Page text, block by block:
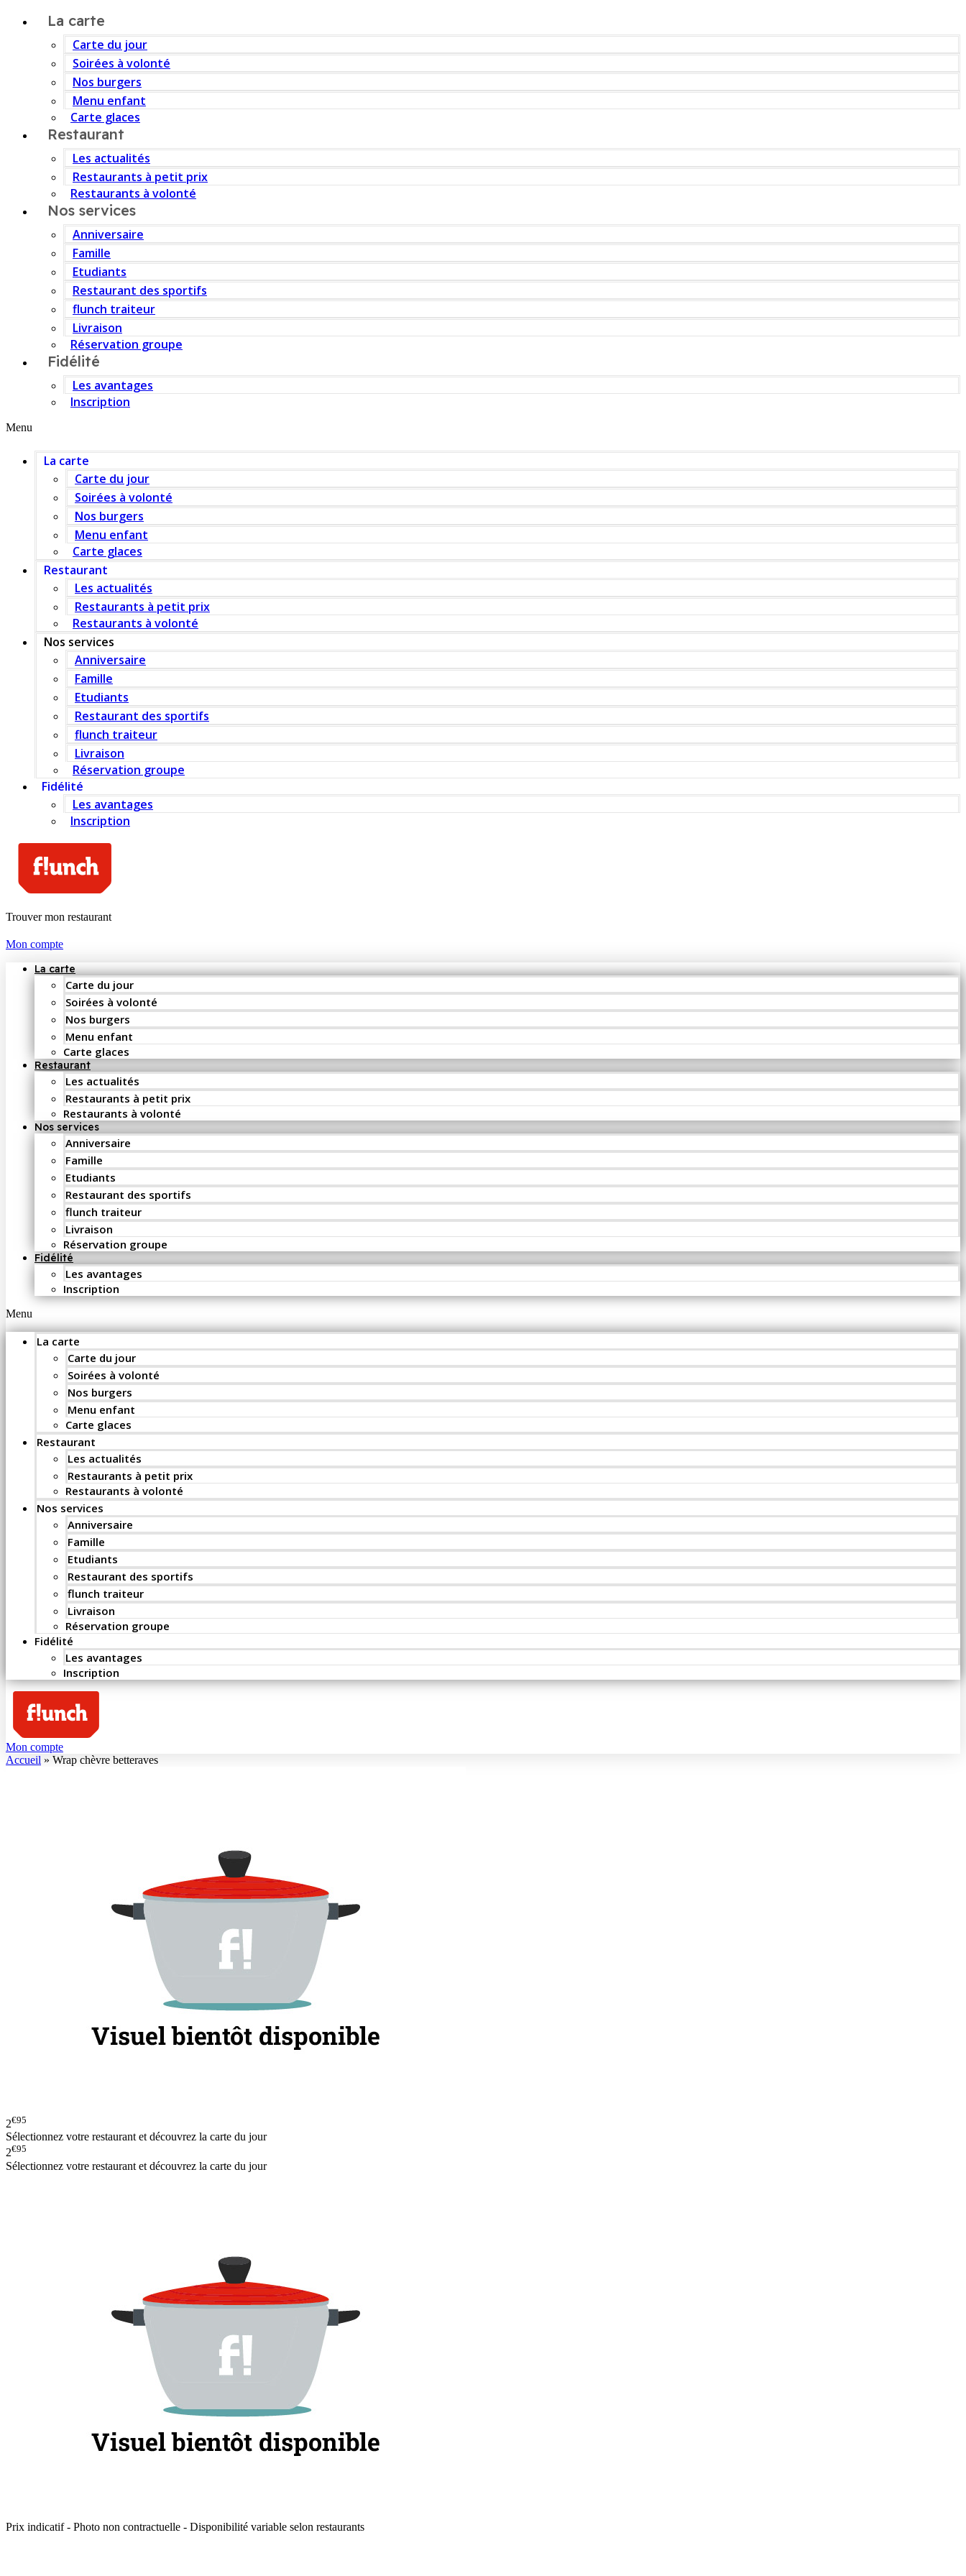
La carte
Carte du jour
Soirées à volonté
Nos burgers
Menu enfant
Carte glaces
Restaurant
Les actualités
Restaurants à petit prix
Restaurants à volonté
Nos services
Anniversaire
Famille
Etudiants
Restaurant des sportifs
flunch traiteur
Livraison
Réservation groupe
Fidélité
Les avantages
Inscription
Menu
La carte
Carte du jour
Soirées à volonté
Nos burgers
Menu enfant
Carte glaces
Restaurant
Les actualités
Restaurants à petit prix
Restaurants à volonté
Nos services
Anniversaire
Famille
Etudiants
Restaurant des sportifs
flunch traiteur
Livraison
Réservation groupe
Fidélité
Les avantages
Inscription
Trouver mon restaurant
Mon compte
La carte
Carte du jour
Soirées à volonté
Nos burgers
Menu enfant
Carte glaces
Restaurant
Les actualités
Restaurants à petit prix
Restaurants à volonté
Nos services
Anniversaire
Famille
Etudiants
Restaurant des sportifs
flunch traiteur
Livraison
Réservation groupe
Fidélité
Les avantages
Inscription
Menu
La carte
Carte du jour
Soirées à volonté
Nos burgers
Menu enfant
Carte glaces
Restaurant
Les actualités
Restaurants à petit prix
Restaurants à volonté
Nos services
Anniversaire
Famille
Etudiants
Restaurant des sportifs
flunch traiteur
Livraison
Réservation groupe
Fidélité
Les avantages
Inscription
Mon compte
Accueil » Wrap chèvre betteraves
2€95
Sélectionnez votre restaurant et découvrez la carte du jour
2€95
Sélectionnez votre restaurant et découvrez la carte du jour
Prix indicatif - Photo non contractuelle - Disponibilité variable selon restaurants